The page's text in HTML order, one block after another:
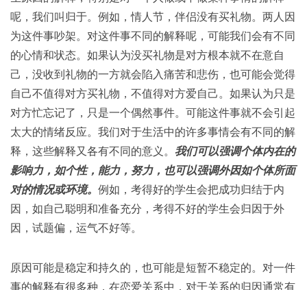
呢，我们叫归于。例如，情人节，伴侣没有买礼物。两人因
为这件事吵架。对这件事不同的解释呢，可能我们会有不同
的心情和状态。如果认为没买礼物是对方根本就不在意自
己，没收到礼物的一方就会陷入痛苦和悲伤，也可能会觉得
自己不值得对方买礼物，不值得对方爱自己。如果认为只是
对方忙忘记了，只是一个偶然事件。可能这件事就不会引起
太大的情绪反应。我们对于生活中的许多事情会有不同的解
释，这些解释又各有不同的意义。 我们可以强调个体内在的
影响力，如个性，能力，努力，也可以强调外因如个体所面
对的情况或环境。 例如，考得好的学生会把成功归结于内
因，如自己聪明和准备充分，考得不好的学生会归因于外
因，试题偏，运气不好等。
原因可能是稳定和持久的，也可能是短暂不稳定的。对一件
事的解释有很多种，在恋爱关系中，对于关系的归因通常有